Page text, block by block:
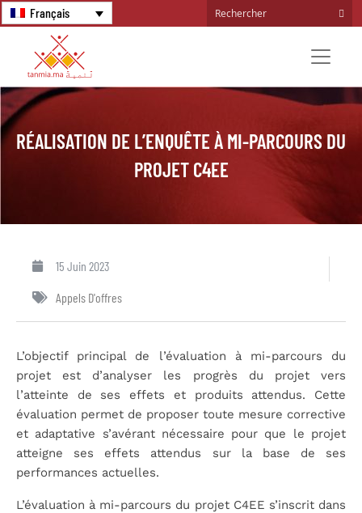
Français
RÉALISATION DE L’ENQUÊTE À MI-PARCOURS DU
PROJET C4EE
15 Juin 2023
Appels D'offres
L’objectif principal de l’évaluation à mi-parcours du
projet est d’analyser les progrès du projet vers
l’atteinte de ses effets et produits attendus. Cette
évaluation permet de proposer toute mesure corrective
et adaptative s’avérant nécessaire pour que le projet
atteigne ses effets attendus sur la base de ses
performances actuelles.
L’évaluation à mi-parcours du projet C4EE s’inscrit dans